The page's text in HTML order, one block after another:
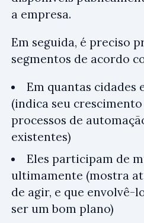
a empresa.
Em seguida, é preciso
segmentos de acordo
Em quantas cidades
(indica seu
processos de
existentes)
Eles participam de
ultimamente (mostra
de agir, e que envolvê-
ser um bom plano)